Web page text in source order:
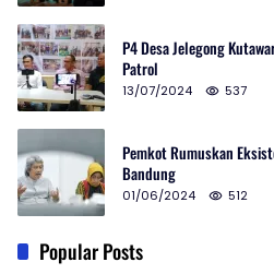
P4 Desa Jelegong
Patrol
13/07/2024 537
Pemkot Rumuskan
Bandung
01/06/2024 512
Popular Posts